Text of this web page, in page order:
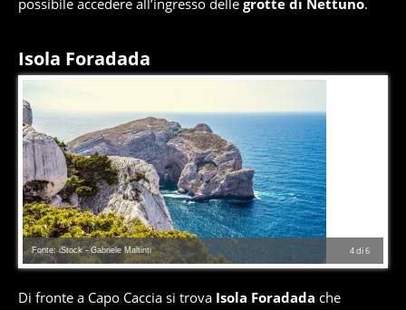
possibile accedere all’ingresso delle grotte di Nettuno.
Isola Foradada
4di6
Fonte: iStock - Gabriele Maltinti
Di fronte a Capo Caccia si trova Isola Foradada che